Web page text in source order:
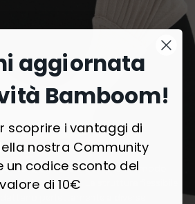
distribuendo il peso in modo
di pressione. La struttura flessibile
perfettamente a diverse
aggiornata
Bamboom!
scoprire i vantaggi di
nostra Community
un codice sconto del
valore di 10€